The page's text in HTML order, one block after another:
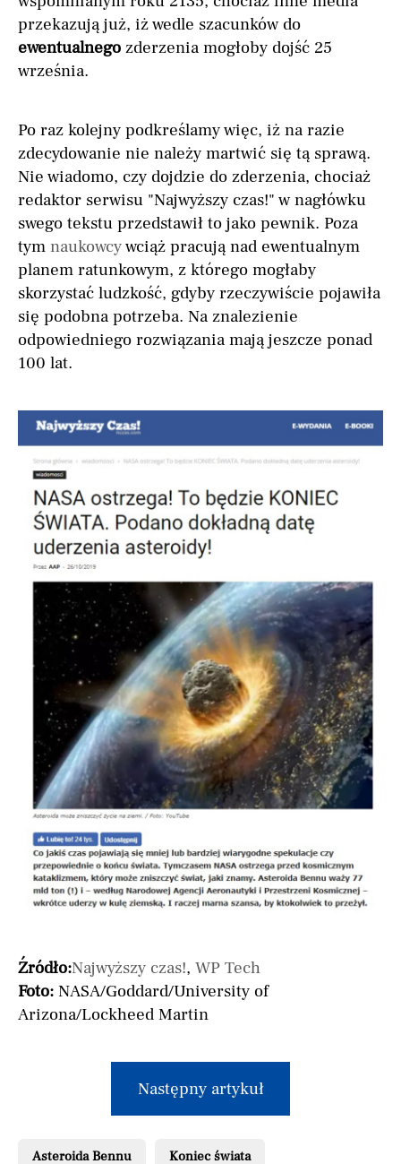
przekazują już, iż wedle szacunków do
ewentualnego zderzenia mogłoby dojść 25
września.
Po raz kolejny podkreślamy więc, iż na razie
zdecydowanie nie należy martwić się tą sprawą.
Nie wiadomo, czy dojdzie do zderzenia, chociaż
redaktor serwisu "Najwyższy czas!" w nagłówku
swego tekstu przedstawił to jako pewnik. Poza
tym naukowcywciąż pracują nad ewentualnym
planem ratunkowym, z którego mogłaby
skorzystać ludzkość, gdyby rzeczywiście pojawiła
się podobna potrzeba. Na znalezienie
odpowiedniego rozwiązania mają jeszcze ponad
100 lat.
Źródło:Najwyższy czas!, WP Tech
Foto: NASA/Goddard/University of
Arizona/Lockheed Martin
Następny artykuł
Asteroida Bennu Koniec świata